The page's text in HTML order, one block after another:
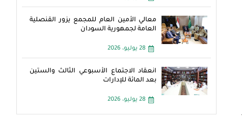
معالي الأمين العام للمجمع يزور القنصلية
العامة لجمهورية السودان
28 يوليو، 2026
انعقاد الاجتماع الأسبوعي الثالث والستين
بعد المائة للإدارات
28 يوليو، 2026